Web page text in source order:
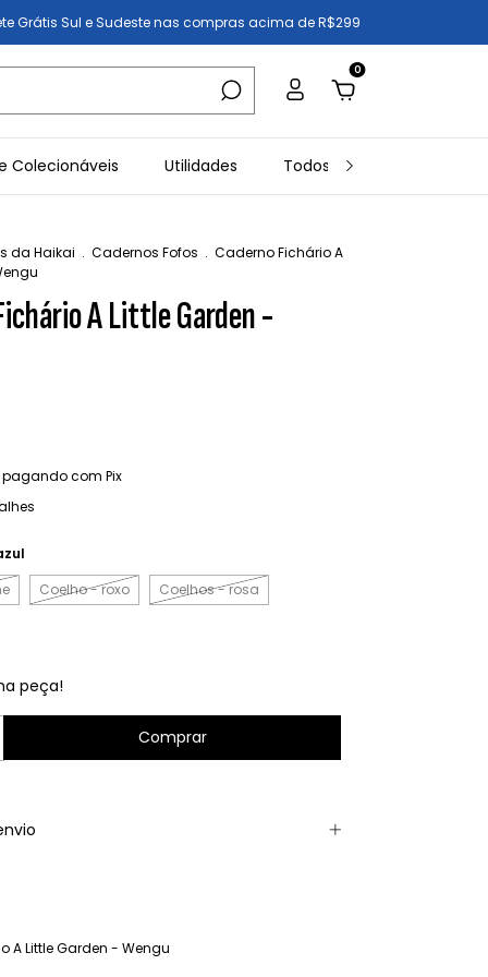
Grátis Sul e Sudeste nas compras acima de R$299
0
Colecionáveis Utilidades Todos os Produtos
da Haikai . Cadernos Fofos . Caderno Fichário A
A Little Garden -
pagando com Pix
Coelho - roxo Coelhos - rosa
peça!
A Little Garden - Wengu